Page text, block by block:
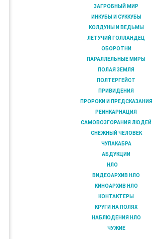
ЗАГРОБНЫЙ МИР
ИНКУБЫ И СУККУБЫ
КОЛДУНЫ И ВЕДЬМЫ
ЛЕТУЧИЙ ГОЛЛАНДЕЦ
ОБОРОТНИ
ПАРАЛЛЕЛЬНЫЕ МИРЫ
ПОЛАЯ ЗЕМЛЯ
ПОЛТЕРГЕЙСТ
ПРИВИДЕНИЯ
ПРОРОКИ И ПРЕДСКАЗАНИЯ
РЕИНКАРНАЦИЯ
САМОВОЗГОРАНИЯ ЛЮДЕЙ
СНЕЖНЫЙ ЧЕЛОВЕК
ЧУПАКАБРА
АБДУКЦИИ
НЛО
ВИДЕОАРХИВ НЛО
КИНОАРХИВ НЛО
КОНТАКТЕРЫ
КРУГИ НА ПОЛЯХ
НАБЛЮДЕНИЯ НЛО
ЧУЖИЕ